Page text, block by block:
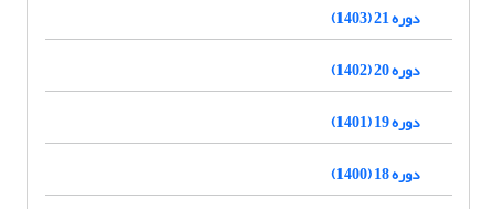
دوره 21 (1403)
دوره 20 (1402)
دوره 19 (1401)
دوره 18 (1400)